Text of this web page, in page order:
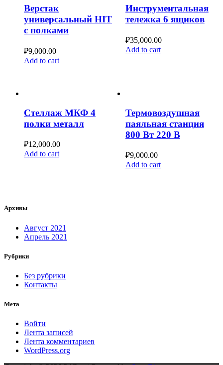
Верстак
универсальный HIT
с полками
₽9,000.00
Add to cart
Инструментальная
тележка 6 ящиков
₽35,000.00
Add to cart
Стеллаж МКФ 4
полки металл
₽12,000.00
Add to cart
Термовоздушная
паяльная станция
800 Вт 220 В
₽9,000.00
Add to cart
Архивы
Август 2021
Апрель 2021
Рубрики
Без рубрики
Контакты
Мета
Войти
Лента записей
Лента комментариев
WordPress.org